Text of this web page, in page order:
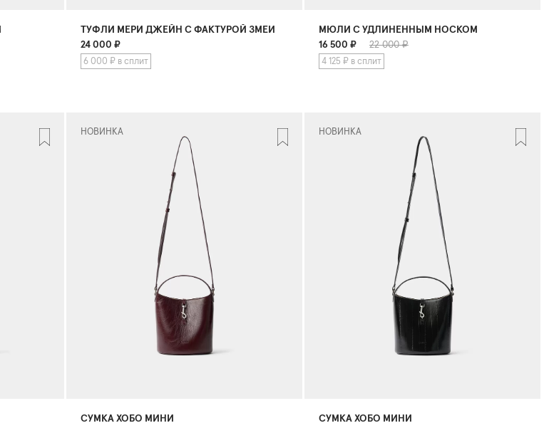
ТУФЛИ МЕРИ ДЖЕЙН С ФАКТУРОЙ ЗМЕИ
24 000 ₽
6 000 ₽ в сплит
МЮЛИ С УДЛИНЕННЫМ НОСКОМ
16 500 ₽ 22 000 ₽
4 125 ₽ в сплит
НОВИНКА
СУМКА ХОБО МИНИ
НОВИНКА
СУМКА ХОБО МИНИ